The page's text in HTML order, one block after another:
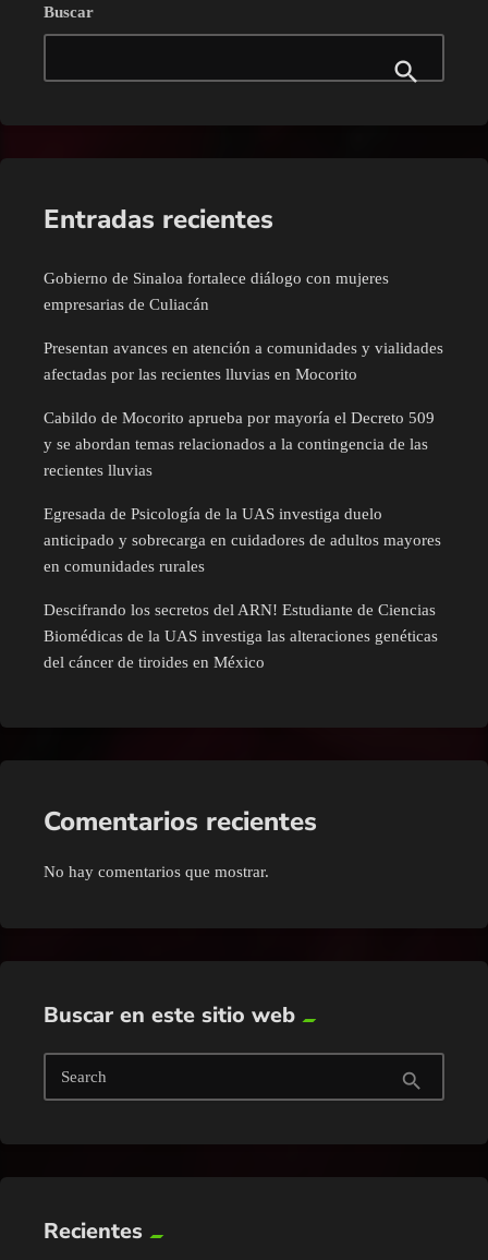
Buscar
Entradas recientes
Gobierno de Sinaloa fortalece diálogo con mujeres
empresarias de Culiacán
Presentan avances en atención a comunidades y vialidades
afectadas por las recientes lluvias en Mocorito
Cabildo de Mocorito aprueba por mayoría el Decreto 509
y se abordan temas relacionados a la contingencia de las
recientes lluvias
Egresada de Psicología de la UAS investiga duelo
anticipado y sobrecarga en cuidadores de adultos mayores
en comunidades rurales
Descifrando los secretos del ARN! Estudiante de Ciencias
Biomédicas de la UAS investiga las alteraciones genéticas
del cáncer de tiroides en México
Comentarios recientes
No hay comentarios que mostrar.
Buscar en este sitio web
Search search
Recientes